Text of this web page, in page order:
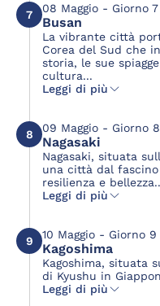
7 08 Maggio - Giorno 7
Busan
La vibrante città
Corea del Sud che
storia, le sue
cultura...
Leggi di più
8 09 Maggio - Giorno 8
Nagasaki
Nagasaki, situata
una città dal
resilienza e
Leggi di più
9 10 Maggio - Giorno 9
Kagoshima
Kagoshima, situata
di Kyushu in
Leggi di più